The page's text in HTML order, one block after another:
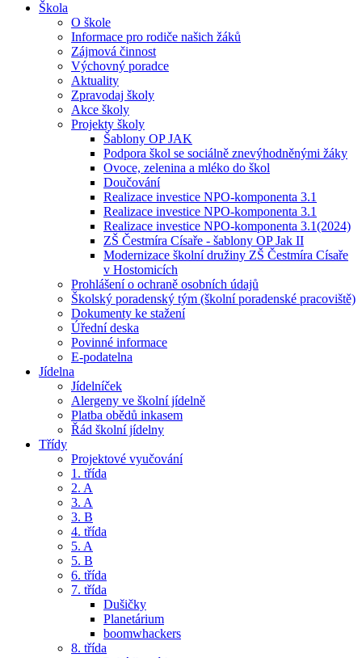
Škola
O škole
Informace pro rodiče našich žáků
Zájmová činnost
Výchovný poradce
Aktuality
Zpravodaj školy
Akce školy
Projekty školy
Šablony OP JAK
Podpora škol se sociálně znevýhodněnými žáky
Ovoce, zelenina a mléko do škol
Doučování
Realizace investice NPO-komponenta 3.1
Realizace investice NPO-komponenta 3.1
Realizace investice NPO-komponenta 3.1(2024)
ZŠ Čestmíra Císaře - šablony OP Jak II
Modernizace školní družiny ZŠ Čestmíra Císaře
v Hostomicích
Prohlášení o ochraně osobních údajů
Školský poradenský tým (školní poradenské pracoviště)
Dokumenty ke stažení
Úřední deska
Povinné informace
E-podatelna
Jídelna
Jídelníček
Alergeny ve školní jídelně
Platba obědů inkasem
Řád školní jídelny
Třídy
Projektové vyučování
1. třída
2. A
3. A
3. B
4. třída
5. A
5. B
6. třída
7. třída
Dušičky
Planetárium
boomwhackers
8. třída